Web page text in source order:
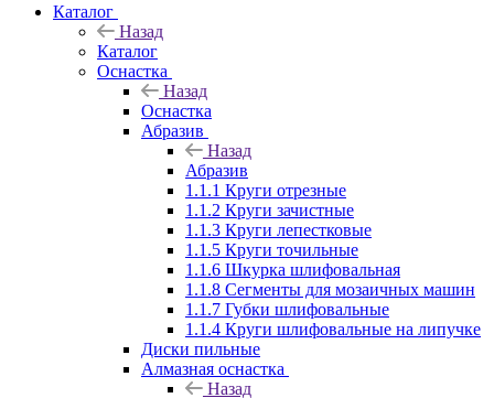
Каталог
Назад
Каталог
Оснастка
Назад
Оснастка
Абразив
Назад
Абразив
1.1.1 Круги отрезные
1.1.2 Круги зачистные
1.1.3 Круги лепестковые
1.1.5 Круги точильные
1.1.6 Шкурка шлифовальная
1.1.8 Сегменты для мозаичных машин
1.1.7 Губки шлифовальные
1.1.4 Круги шлифовальные на липучке
Диски пильные
Алмазная оснастка
Назад